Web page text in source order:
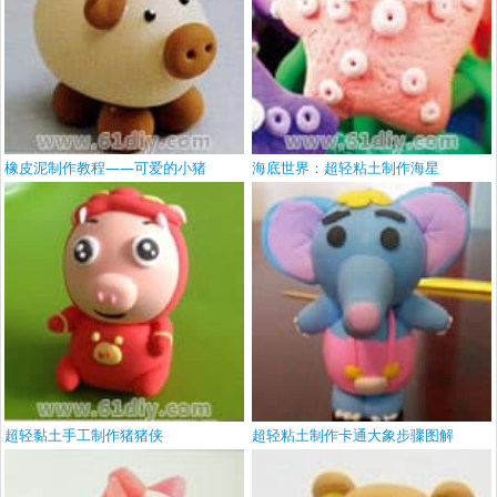
橡皮泥制作教程——可爱的小猪 海底世界：超轻粘土制作海星
超轻黏土手工制作猪猪侠 超轻粘土制作卡通大象步骤图解